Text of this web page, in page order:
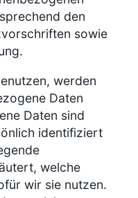
den
sowie
werden
Daten
Daten sind
identifiziert
welche
wir sie nutzen.